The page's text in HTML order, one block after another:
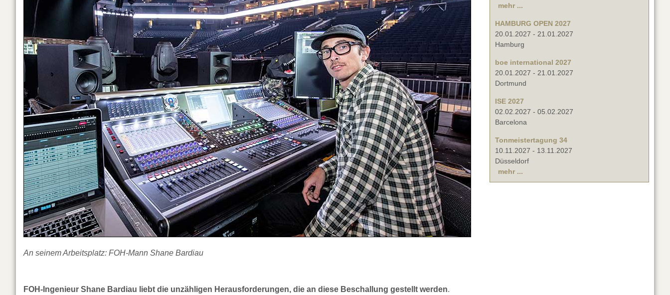
An seinem Arbeitsplatz: FOH-Mann Shane Bardiau
FOH-Ingenieur Shane Bardiau liebt die unzähligen Herausforderungen, die an diese Beschallung gestellt werden.
mehr ...
HAMBURG OPEN 2027
20.01.2027 - 21.01.2027
Hamburg
boe international 2027
20.01.2027 - 21.01.2027
Dortmund
ISE 2027
02.02.2027 - 05.02.2027
Barcelona
Tonmeistertagung 34
10.11.2027 - 13.11.2027
Düsseldorf
mehr ...